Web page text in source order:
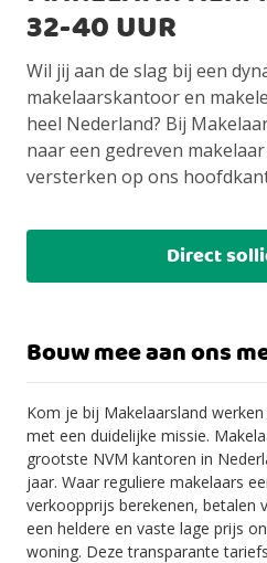
32-40 UUR
Wil jij aan de slag bij een
makelaarskantoor en
heel Nederland? Bij
naar een gedreven
versterken op ons
Direct
Bouw mee aan ons
Kom je bij Makelaarsland
met een duidelijke missie.
grootste NVM kantoren in
jaar. Waar reguliere makelaars
verkoopprijs berekenen, betalen
een heldere en vaste lage prijs
woning. Deze transparante